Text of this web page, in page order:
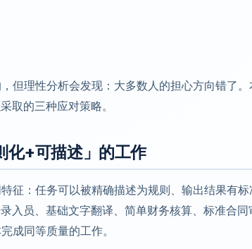
但理性分析会发现：大多数人的担心方向错了
取的三种应对策略。
化+可描述」的工作
征：任务可以被精确描述为规则、输出结果有
入员、基础文字翻译、简单财务核算、标准合
成同等质量的工作。